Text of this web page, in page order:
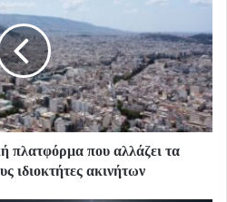
που αλλάζει τα
ιδιοκτήτες ακινήτων